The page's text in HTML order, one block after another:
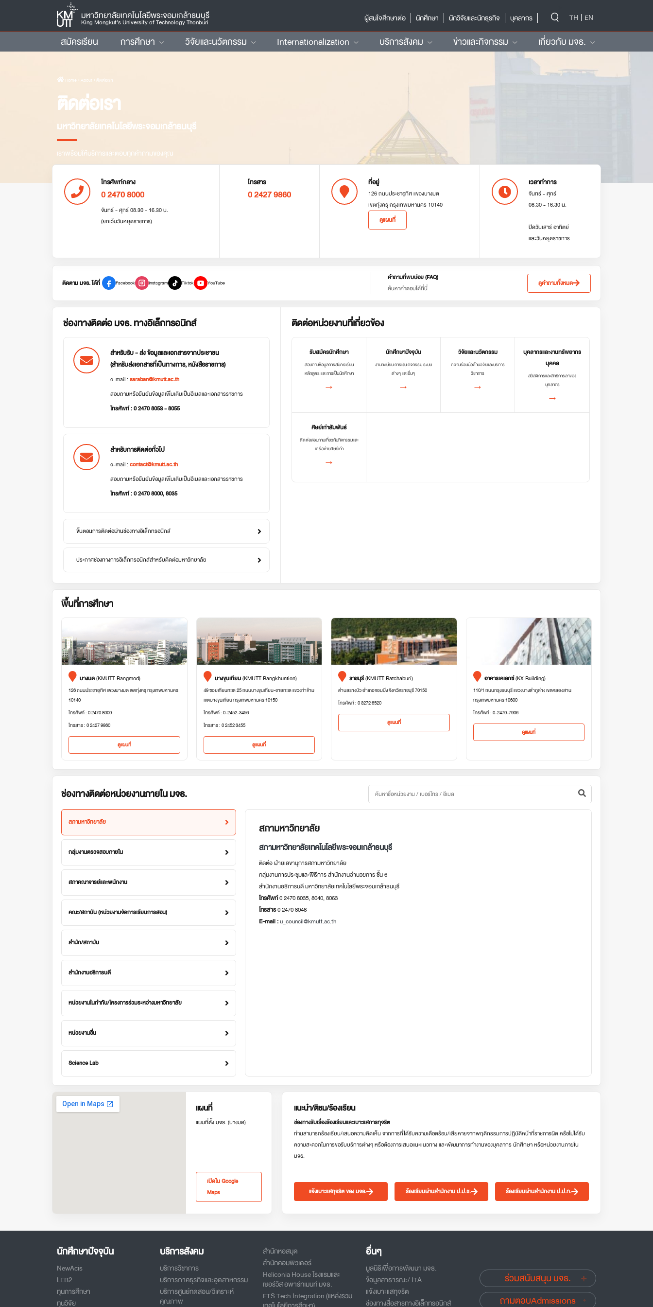
มหาวิทยาลัยเทคโนโลยีพระจอมเกล้าธนบุรี
King Mongkut’s University of Technology Thonburi
ผู้สนใจศึกษาต่อ
นักศึกษา นักวิจัยและนักธุรกิจ บุคลากร TH EN
สมัครเรียน การศึกษา วิจัยและนวัตกรรม Internationalization บริการสังคม ข่าวและกิจกรรม เกี่ยวกับ มจธ.
Home › About › ติดต่อเรา
ติดต่อเรา
มหาวิทยาลัยเทคโนโลยีพระจอมเกล้าธนบุรี
เราพร้อมให้บริการและตอบทุกคำถามของคุณ
โทรศัพท์กลาง
0 2470 8000
จันทร์ - ศุกร์ 08.30 - 16.30 น.
(ยกเว้นวันหยุดราชการ)
โทรสาร
0 2427 9860
ที่อยู่
126 ถนนประชาอุทิศ แขวงบางมด
เขตทุ่งครุ กรุงเทพมหานคร 10140
ดูแผนที่
เวลาทำการ
จันทร์ - ศุกร์
08.30 - 16.30 น.
ปิดวันเสาร์ อาทิตย์
และวันหยุดราชการ
ติดตาม มจธ. ได้ที่ Facebook Instagram Tiktok YouTube
คำถามที่พบบ่อย (FAQ)
ค้นหาคำตอบได้ที่นี่
ดูคำถามทั้งหมด
ช่องทางติดต่อ มจธ. ทางอิเล็กทรอนิกส์
สำหรับรับ - ส่ง ข้อมูลและเอกสารจากประชาชน
(สำหรับส่งเอกสารที่เป็นทางการ, หนังสือราชการ)
e-mail :saraban@kmutt.ac.th
สอบถามหรือยืนยันข้อมูลเพิ่มเติมเป็นอีเมลและเอกสารราชการ
โทรศัพท์ : 0 2470 8053 - 8055
สำหรับการติดต่อทั่วไป
e-mail :contact@kmutt.ac.th
สอบถามหรือยืนยันข้อมูลเพิ่มเติมเป็นอีเมลและเอกสารราชการ
โทรศัพท์ : 0 2470 8000, 8035
ขั้นตอนการติดต่อผ่านช่องทางอิเล็กทรอนิกส์
ประกาศช่องทางการอิเล็กทรอนิกส์สำหรับติดต่อมหาวิทยาลัย
ติดต่อหน่วยงานที่เกี่ยวข้อง
รับสมัครนักศึกษา
สอบถามข้อมูลการสมัครเรียน
หลักสูตร และการเป็นนักศึกษา
→
นักศึกษาปัจจุบัน
งานทะเบียน การเงิน กิจกรรม ระบบ
ต่างๆ และอื่นๆ
→
วิจัยและนวัตกรรม
ความร่วมมือด้านวิจัยและบริการ
วิชาการ
→
บุคลากรและงานทรัพยากร
บุคคล
สวัสดิการและสิทธิการลาของ
บุคลากร
→
ศิษย์เก่าสัมพันธ์
ติดต่อสอบถามเกี่ยวกับกิจกรรมและ
เครือข่ายศิษย์เก่า
→
พื้นที่การศึกษา
บางมด(KMUTT Bangmod)
126 ถนนประชาอุทิศ แขวงบางมด เขตทุ่งครุ กรุงเทพมหานคร
10140
โทรศัพท์ : 0 2470 8000
โทรสาร : 0 2427 9860
ดูแผนที่
บางขุนเทียน(KMUTT Bangkhuntien)
49 ซอยเทียนทะเล 25 ถนนบางขุนเทียน-ชายทะเล แขวงท่าข้าม
เขตบางขุนเทียน กรุงเทพมหานคร 10150
โทรศัพท์ : 0-2452-3456
โทรสาร : 0 2452 3455
ดูแผนที่
ราชบุรี(KMUTT Ratchaburi)
ตำบลรางบัว อำเภอจอมบึง จังหวัดราชบุรี 70150
โทรศัพท์ : 0 3272 6520
ดูแผนที่
อาคารเคเอกซ์(KX Building)
110/1 ถนนกรุงธนบุรี แขวงบางลำภูล่าง เขตคลองสาน
กรุงเทพมหานคร 10600
โทรศัพท์ : 0-2470-7906
ดูแผนที่
ช่องทางติดต่อหน่วยงานภายใน มจธ.
สภามหาวิทยาลัย
กลุ่มงานตรวจสอบภายใน
สภาคณาจารย์และพนักงาน
คณะ/สถาบัน (หน่วยงานจัดการเรียนการสอน)
สำนัก/สถาบัน
สำนักงานอธิการบดี
หน่วยงานในกำกับ/โครงการร่วมระหว่างมหาวิทยาลัย
หน่วยงานอื่น
Science Lab
สภามหาวิทยาลัย
สภามหาวิทยาลัยเทคโนโลยีพระจอมเกล้าธนบุรี
ติดต่อ ฝ่ายเลขานุการสภามหาวิทยาลัย
กลุ่มงานการประชุมและพิธีการ สำนักงานอำนวยการ ชั้น 6
สำนักงานอธิการบดี มหาวิทยาลัยเทคโนโลยีพระจอมเกล้าธนบุรี
โทรศัพท์0 2470 8035, 8040, 8063
โทรสาร0 2470 8046
E-mail :u_council@kmutt.ac.th
แผนที่
แผนที่ตั้ง มจธ. (บางมด)
เปิดใน Google
Maps
แนะนำ/ติชม/ร้องเรียน
ช่องทางรับเรื่องร้องเรียนและเบาะแสการทุจริต
ท่านสามารถร้องเรียน/เสนอความคิดเห็น จากการที่ได้รับความเดือดร้อน/เสียหายจากพฤติกรรมการปฏิบัติหน้าที่ราชการผิด หรือไม่ได้รับ
ความสะดวกในการขอรับบริการต่างๆ หรือต้องการเสนอแนะแนวทาง และพัฒนาการทำงานของบุคลากร นักศึกษา หรือหน่วยงานภายใน
มจธ.
แจ้งเบาะแสทุจริต ของ มจธ. ร้องเรียนผ่านสำนักงาน ป.ป.ช. ร้องเรียนผ่านสำนักงาน ป.ป.ท.
นักศึกษาปัจจุบัน
NewAcis
LEB2
ทุนการศึกษา
ทุนวิจัย
บริการสังคม
บริการวิชาการ
บริการภาคธุรกิจและอุตสาหกรรม
บริการศูนย์ทดสอบ/วิเคราะห์
คุณภาพ
สำนักหอสมุด
สำนักคอมพิวเตอร์
Heliconia House โรงแรมและ
เซอร์วิส อพาร์ทเมนท์ มจธ.
ETS Tech Integration (แหล่งรวม
อื่นๆ
มูลนิธิเพื่อการพัฒนา มจธ.
ข้อมูลสาธารณะ/ ITA
แจ้งเบาะแสทุจริต
ช่องทางสื่อสารทางอิเล็กทรอนิกส์
ร่วมสนับสนุน มจธ.
ถามตอบAdmissions